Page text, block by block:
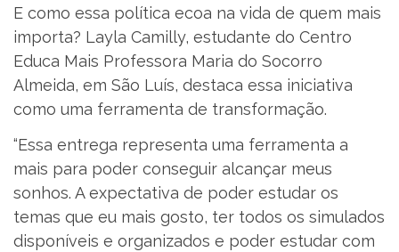
E como essa política ecoa na vida de quem mais
importa? Layla Camilly, estudante do Centro
Educa Mais Professora Maria do Socorro
Almeida, em São Luís, destaca essa iniciativa
como uma ferramenta de transformação.
“Essa entrega representa uma ferramenta a
mais para poder conseguir alcançar meus
sonhos. A expectativa de poder estudar os
temas que eu mais gosto, ter todos os simulados
disponíveis e organizados e poder estudar com